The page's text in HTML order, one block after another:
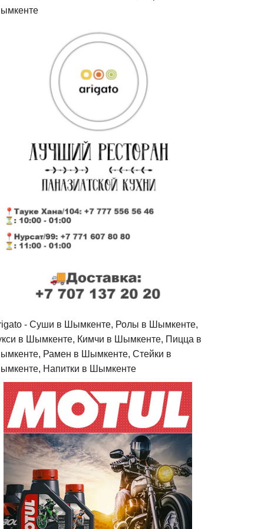
- Cуши в Шымкенте, Ролы в Шымкенте,
в Шымкенте, Кимчи в Шымкенте, Пицца в
Рамен в Шымкенте, Стейки в
Напитки в Шымкенте